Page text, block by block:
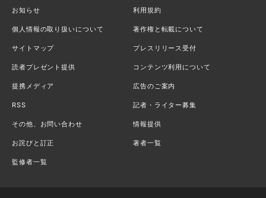
お知らせ 利用規約
個人情報の取り扱いについて 著作権と転載について
サイトマップ プレスリリース受付
読者プレゼント提供 コンテンツ利用について
提携メディア 広告のご案内
RSS 記者・ライター募集
その他、お問い合わせ 情報提供
お詫びと訂正 著者一覧
監修者一覧